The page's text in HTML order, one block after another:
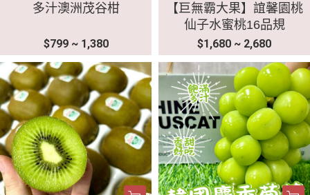
多汁澳洲茂谷柑
$799 ~ 1,380
【巨無霸大果】誼馨園桃
仙子水蜜桃16品規
$1,680 ~ 2,680